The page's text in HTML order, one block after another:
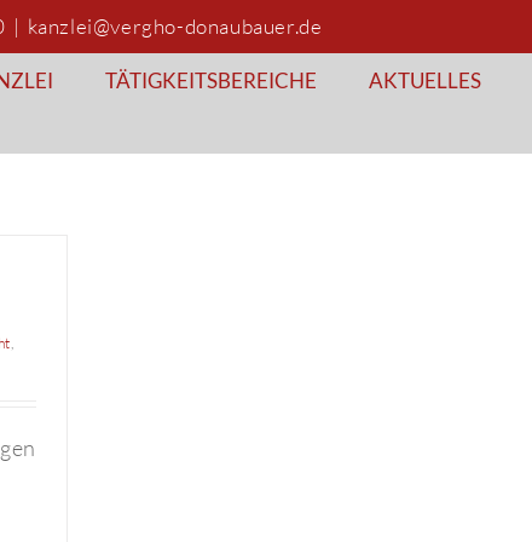
| kanzlei@vergho-donaubauer.de
TÄTIGKEITSBEREICHE AKTUELLES
,